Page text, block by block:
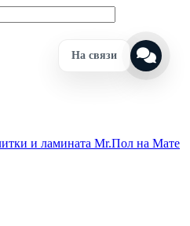
На связи